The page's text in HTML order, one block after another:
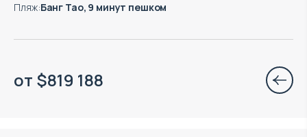
Пляж:Банг Тао, 9 минут пешком
от $819 188